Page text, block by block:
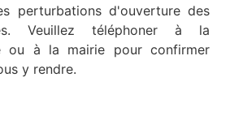
perturbations d'ouverture des
Veuillez téléphoner à la
ou à la mairie pour confirmer
y rendre.